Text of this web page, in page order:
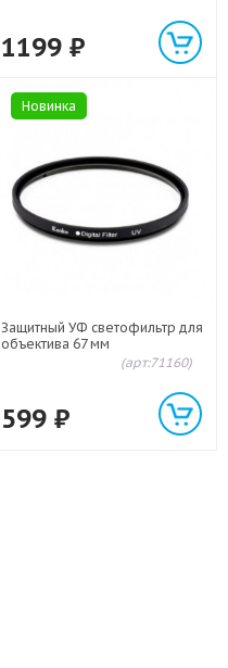
1199 ₽
Новинка
Защитный УФ светофильтр для
объектива 67 мм
(арт:71160)
599 ₽